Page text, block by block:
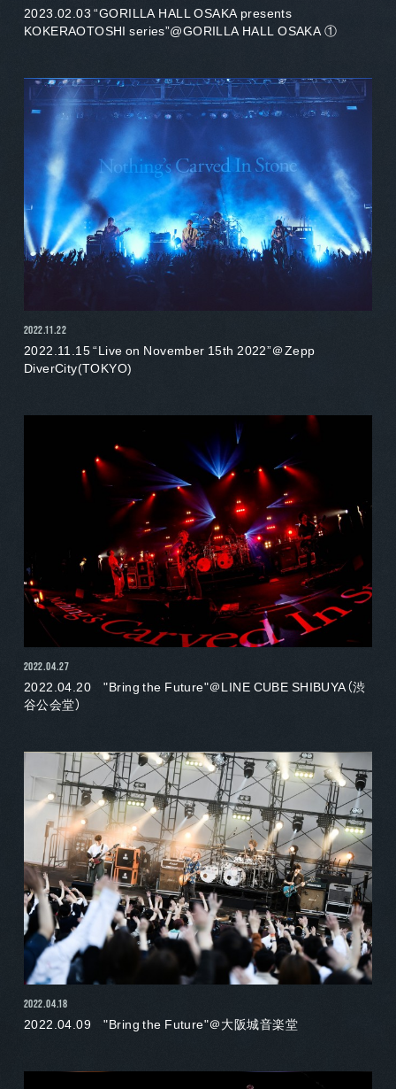
2023.02.03 “GORILLA HALL OSAKA presents
KOKERAOTOSHI series”@GORILLA HALL OSAKA ①
2022.11.22
2022.11.15 “Live on November 15th 2022”＠Zepp
DiverCity(TOKYO)
2022.04.27
2022.04.20 "Bring the Future"＠LINE CUBE SHIBUYA（渋
谷公会堂）
2022.04.18
2022.04.09 "Bring the Future"＠大阪城音楽堂